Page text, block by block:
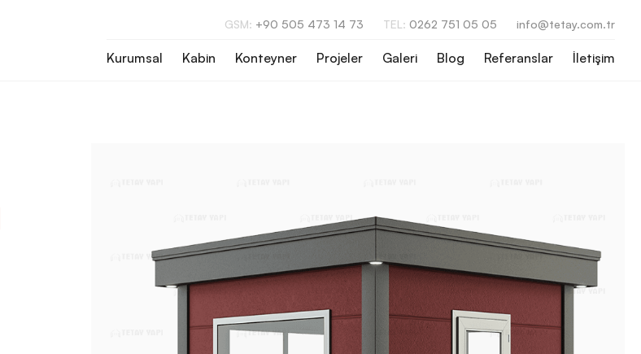
GSM: +90 505 473 14 73 TEL: 0262 751 05 05 info@tetay.com.tr
Kurumsal Kabin Konteyner Projeler Galeri Blog Referanslar İletişim